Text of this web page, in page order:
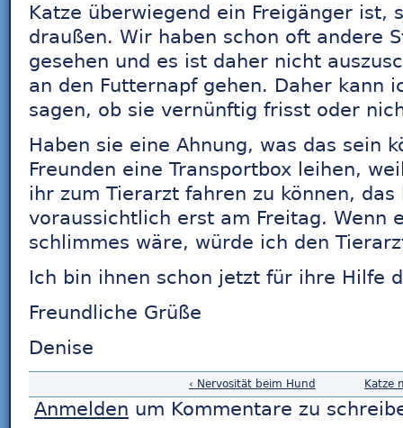
Katze überwiegend ein Freigänger ist,
draußen. Wir haben schon oft andere
gesehen und es ist daher nicht
an den Futternapf gehen. Daher kann
sagen, ob sie vernünftig frisst oder
Haben sie eine Ahnung, was das sein
Freunden eine Transportbox leihen,
ihr zum Tierarzt fahren zu können, das
voraussichtlich erst am Freitag. Wenn
schlimmes wäre, würde ich den
Ich bin ihnen schon jetzt für ihre Hilfe
Freundliche Grüße
Denise
‹ Nervosität beim Hund Katze
Anmelden um Kommentare zu